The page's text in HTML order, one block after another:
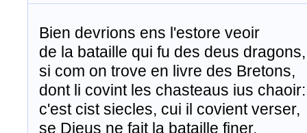
Bien devrions ens l'estore veoir
de la bataille qui fu des deus dragons,
si com on trove en livre des Bretons,
dont li covint les chasteaus ius chaoir:
​ c'est cist siecles, cui il covient verser,
se Dieus ne fait la bataille finer.